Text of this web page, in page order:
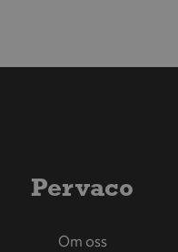
Pervaco
Om oss